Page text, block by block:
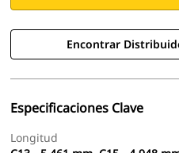
Encontrar
Especificaciones Clave
Longitud